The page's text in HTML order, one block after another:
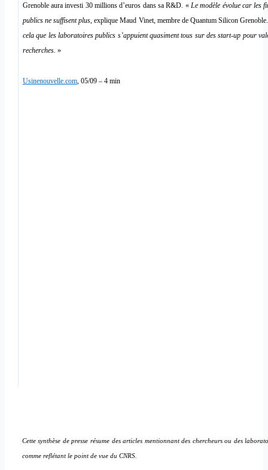
Grenoble aura investi 30 millions d’euros dans sa R&D. «Le modèle évolue car les
publics ne suffisent plus, explique Maud Vinet, membre de Quantum Silicon
cela que les laboratoires publics s’appuient quasiment tous sur des start-up pour
recherches. »
Usinenouvelle.com, 05/09 – 4 min
Cette synthèse de presse résume des articles mentionnant des chercheurs ou des
comme reflétant le point de vue du CNRS.